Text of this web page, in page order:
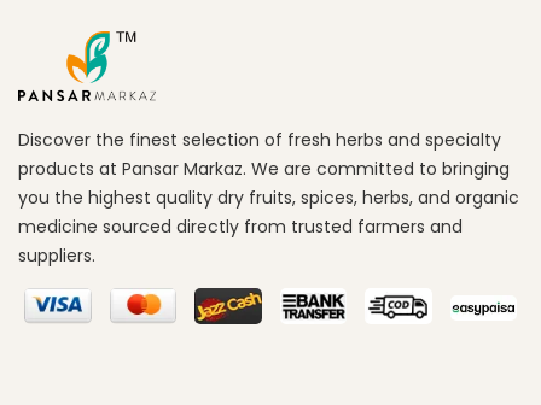
Discover the finest selection of fresh herbs and specialty
products at Pansar Markaz. We are committed to bringing
you the highest quality dry fruits, spices, herbs, and organic
medicine sourced directly from trusted farmers and
suppliers.